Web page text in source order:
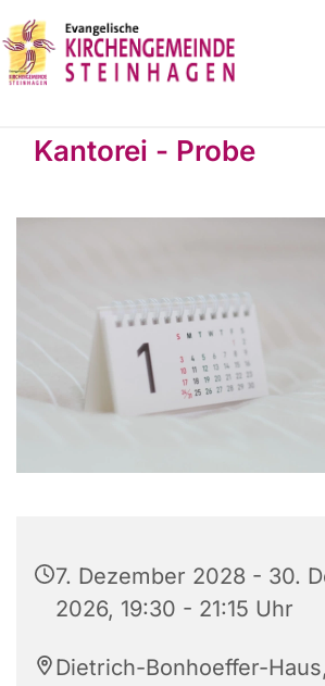
Kantorei - Probe
7. Dezember 2028 - 30.
2026, 19:30 - 21:15 Uhr
Dietrich-Bonhoeffer-Haus,